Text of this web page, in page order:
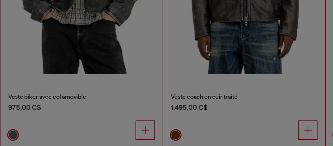
Veste biker avec col amovible
975,00 C$
Veste coach en cuir traité
1.495,00 C$